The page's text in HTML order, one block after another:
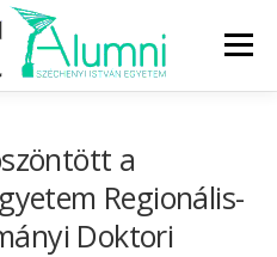
Menü
TÚL
a
Regionális-
Doktori